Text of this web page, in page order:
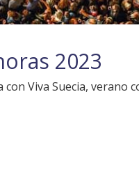
2023
Viva Suecia, verano